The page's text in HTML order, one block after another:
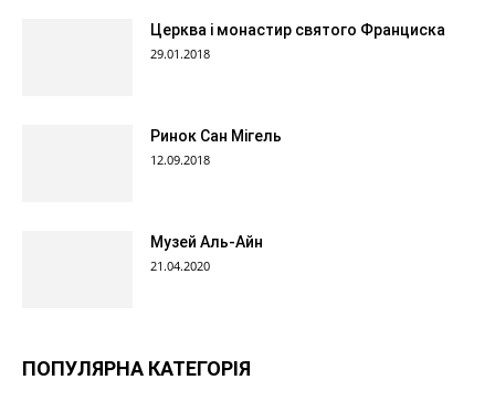
Церква і монастир святого Франциска
29.01.2018
Ринок Сан Мігель
12.09.2018
Музей Аль-Айн
21.04.2020
ПОПУЛЯРНА КАТЕГОРІЯ